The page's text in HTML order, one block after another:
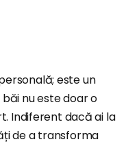
este un
nu este doar o
Indiferent dacă ai la
de a transforma